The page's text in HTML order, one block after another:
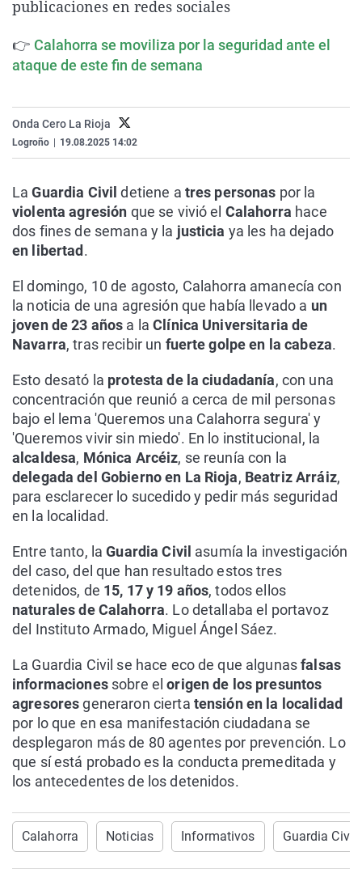
Gente viajera
Retornados
Galicia
Televisión
publicaciones en redes sociales
👉​ Calahorra se moviliza por la seguridad ante el
ataque de este fin de semana
Onda Cero La Rioja
Logroño 19.08.2025 14:02
LaGuardia Civil detiene a tres personas por la
violenta agresión que se vivió el Calahorra hace
dos fines de semana y la justicia ya les ha dejado
en libertad .
El domingo, 10 de agosto, Calahorra amanecía con
la noticia de una agresión que había llevado a un
joven de 23 años a laClínica Universitaria de
Navarra, tras recibir un fuerte golpe en la cabeza.
Esto desató la protesta de la ciudadanía, con una
concentración que reunió a cerca de mil personas
bajo el lema 'Queremos una Calahorra segura' y
'Queremos vivir sin miedo'. En lo institucional, la
alcaldesa, Mónica Arcéiz, se reunía con la
delegada del Gobierno en La Rioja, Beatriz Arráiz,
para esclarecer lo sucedido y pedir más seguridad
en la localidad.
Entre tanto, la Guardia Civil asumía la investigación
del caso, del que han resultado estos tres
detenidos, de 15, 17 y 19 años, todos ellos
naturales de Calahorra. Lo detallaba el portavoz
del Instituto Armado, Miguel Ángel Sáez.
La Guardia Civil se hace eco de que algunasfalsas
informacionessobre elorigen de los presuntos
agresoresgeneraron cierta tensión en la localidad
por lo que en esa manifestación ciudadana se
desplegaron más de 80 agentes por prevención. Lo
que sí está probado es la conducta premeditada y
los antecedentes de los detenidos.
Calahorra Noticias Informativos Guardia Civil